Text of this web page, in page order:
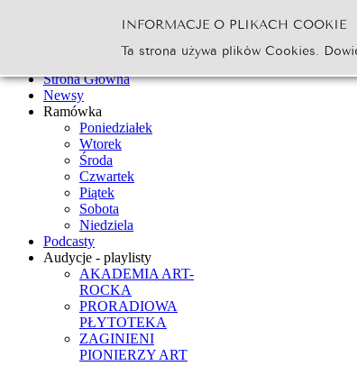
Go
Strona Główna
Newsy
Ramówka
Poniedziałek
Wtorek
Środa
Czwartek
Piątek
Sobota
Niedziela
Podcasty
Audycje - playlisty
AKADEMIA ART-
ROCKA
PRORADIOWA
PŁYTOTEKA
ZAGINIENI
PIONIERZY ART
INFORMACJE O PLIKACH COOKIE
Ta strona używa plików Cookies.